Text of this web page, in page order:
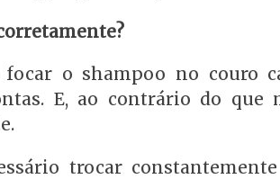
focar o shampoo no couro
E, ao contrário do que
trocar